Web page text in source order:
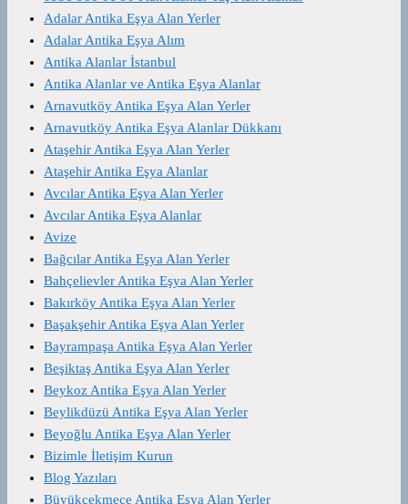
Adalar Antika Eşya Alan Yerler
Adalar Antika Eşya Alım
Antika Alanlar İstanbul
Antika Alanlar ve Antika Eşya Alanlar
Arnavutköy Antika Eşya Alan Yerler
Arnavutköy Antika Eşya Alanlar Dükkanı
Ataşehir Antika Eşya Alan Yerler
Ataşehir Antika Eşya Alanlar
Avcılar Antika Eşya Alan Yerler
Avcılar Antika Eşya Alanlar
Avize
Bağcılar Antika Eşya Alan Yerler
Bahçelievler Antika Eşya Alan Yerler
Bakırköy Antika Eşya Alan Yerler
Başakşehir Antika Eşya Alan Yerler
Bayrampaşa Antika Eşya Alan Yerler
Beşiktaş Antika Eşya Alan Yerler
Beykoz Antika Eşya Alan Yerler
Beylikdüzü Antika Eşya Alan Yerler
Beyoğlu Antika Eşya Alan Yerler
Bizimle İletişim Kurun
Blog Yazıları
Büyükçekmece Antika Eşya Alan Yerler